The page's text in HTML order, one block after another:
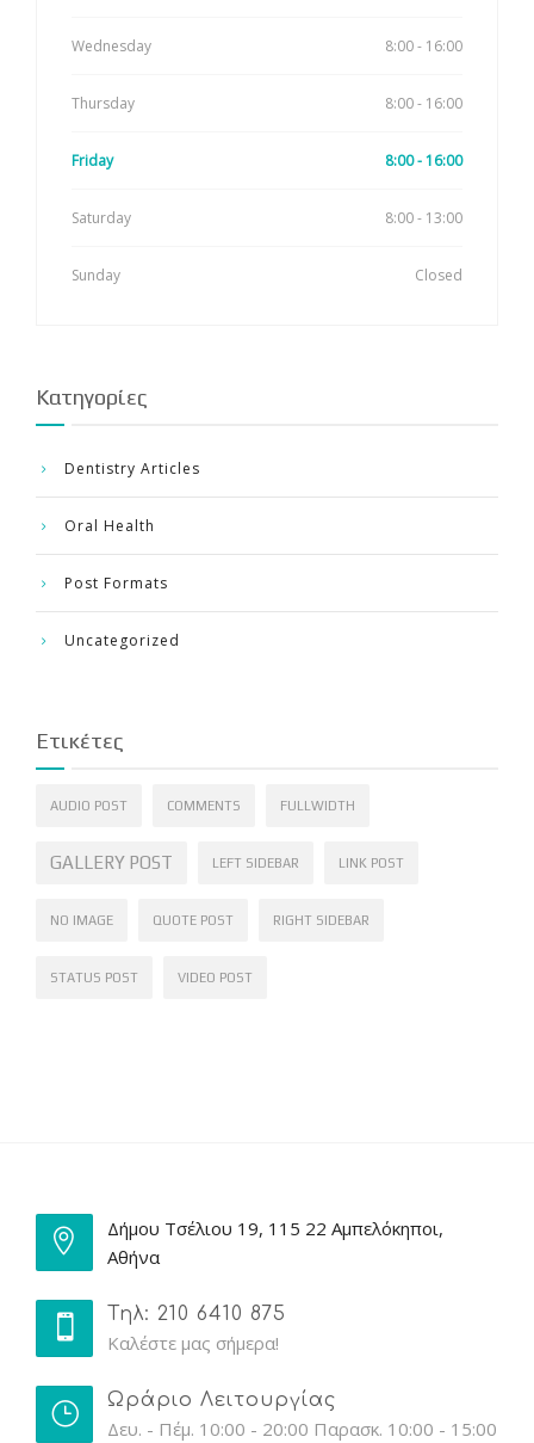
Wednesday 8:00 - 16:00
Thursday 8:00 - 16:00
Friday 8:00 - 16:00
Saturday 8:00 - 13:00
Sunday Closed
Kατηγορίες
Dentistry Articles
Oral Health
Post Formats
Uncategorized
Ετικέτες
AUDIO POST COMMENTS FULLWIDTH
GALLERY POST LEFT SIDEBAR LINK POST
NO IMAGE QUOTE POST RIGHT SIDEBAR
STATUS POST VIDEO POST
Δήμου Τσέλιου 19, 115 22 Αμπελόκηποι,
Αθήνα
Τηλ: 210 6410 875
Καλέστε μας σήμερα!
Ωράριο Λειτουργίας
Δευ. - Πέμ. 10:00 - 20:00 Παρασκ. 10:00 - 15:00